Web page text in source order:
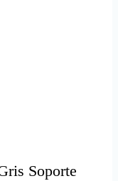
Soporte